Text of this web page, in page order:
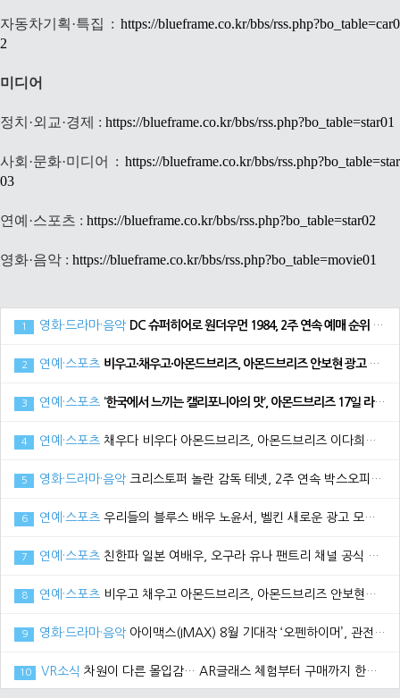
자동차기획·특집 : https://blueframe.co.kr/bbs/rss.php?bo_table=car0
2
미디어
정치·외교·경제 : https://blueframe.co.kr/bbs/rss.php?bo_table=star01
사회·문화·미디어 : https://blueframe.co.kr/bbs/rss.php?bo_table=star
03
연예·스포츠 : https://blueframe.co.kr/bbs/rss.php?bo_table=star02
영화·음악 : https://blueframe.co.kr/bbs/rss.php?bo_table=movie01
1 영화·드라마·음악 DC 슈퍼히어로 원더우먼 1984, 2주 연속 예매 순위 1위로 34만 관객 동원
2 연예·스포츠 비우고·채우고·아몬드브리즈, 아몬드브리즈 안보현 광고 메이킹 필름 공개
3 연예·스포츠 ‘한국에서 느끼는 캘리포니아의 맛’, 아몬드브리즈 17일 라치카 가비와 함께 라이브방송 진행
4 연예·스포츠 채우다 비우다 아몬드브리즈, 아몬드브리즈 이다희와 함께한 광고 메이킹 필름 공개
5 영화·드라마·음악 크리스토퍼 놀란 감독 테넷, 2주 연속 박스오피스 1위로 100만 관객 돌파
6 연예·스포츠 우리들의 블루스 배우 노윤서, 벨킨 새로운 광고 모델로 선정
7 연예·스포츠 친한파 일본 여배우, 오구라 유나 팬트리 채널 공식 오픈
8 연예·스포츠 비우고 채우고 아몬드브리즈, 아몬드브리즈 안보현과 함께한 2021 광고 영상 공개
9 영화·드라마·음악 아이맥스(IMAX) 8월 기대작 ‘오펜하이머’, 관전 포인트3 공개
10 VR소식 차원이 다른 몰입감… AR글래스 체험부터 구매까지 한번에, 엑스리얼 현대백화점 중동점 팝업스토어 오픈